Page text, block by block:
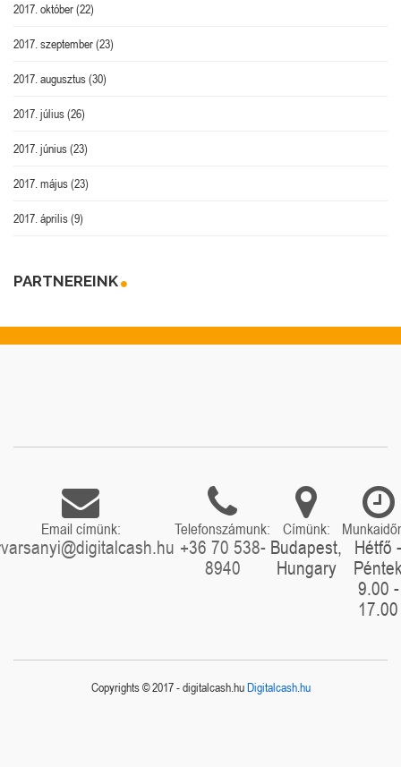
2017. október(22)
2017. szeptember(23)
2017. augusztus(30)
2017. július(26)
2017. június(23)
2017. május(23)
2017. április(9)
PARTNEREINK
Email címünk: Telefonszámunk:
+36 70 538-
8940
Címünk:
Budapest,
Hungary
Hétfő -
9.00 -
17.00
Copyrights © 2017 - digitalcash.huDigitalcash.hu